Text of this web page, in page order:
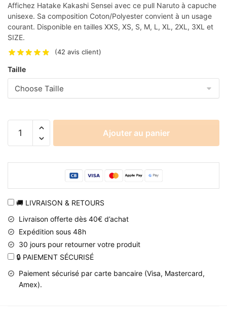
Affichez Hatake Kakashi Sensei avec ce pull Naruto à capuche
unisexe. Sa composition Coton/Polyester convient à un usage
courant. Disponible en tailles XXS, XS, S, M, L, XL, 2XL, 3XL et
SIZE.
(42 avis client)
Taille
à
Naruto
Hatake
Sensei
Ajouter au panier
🚚 LIVRAISON & RETOURS
Livraison offerte dès 40€ d’achat
Expédition sous 48h
30 jours pour retourner votre produit
🔒 PAIEMENT SÉCURISÉ
Paiement sécurisé par carte bancaire (Visa, Mastercard,
Amex).